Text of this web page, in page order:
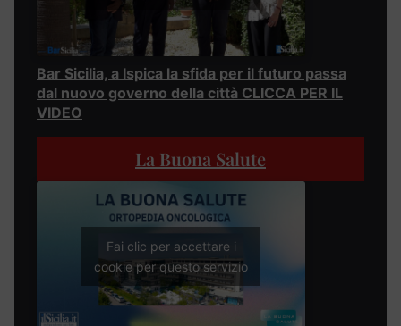
Bar Sicilia, a Ispica la sfida per il futuro passa
dal nuovo governo della città CLICCA PER IL
VIDEO
La Buona Salute
Fai clic per accettare i
cookie per questo servizio